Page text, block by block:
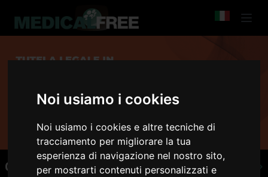
Noi usiamo i cookies
Noi usiamo i cookies e altre tecniche di
tracciamento per migliorare la tua
esperienza di navigazione nel nostro sito,
per mostrarti contenuti personalizzati e
Ginecologia e Ostetricia